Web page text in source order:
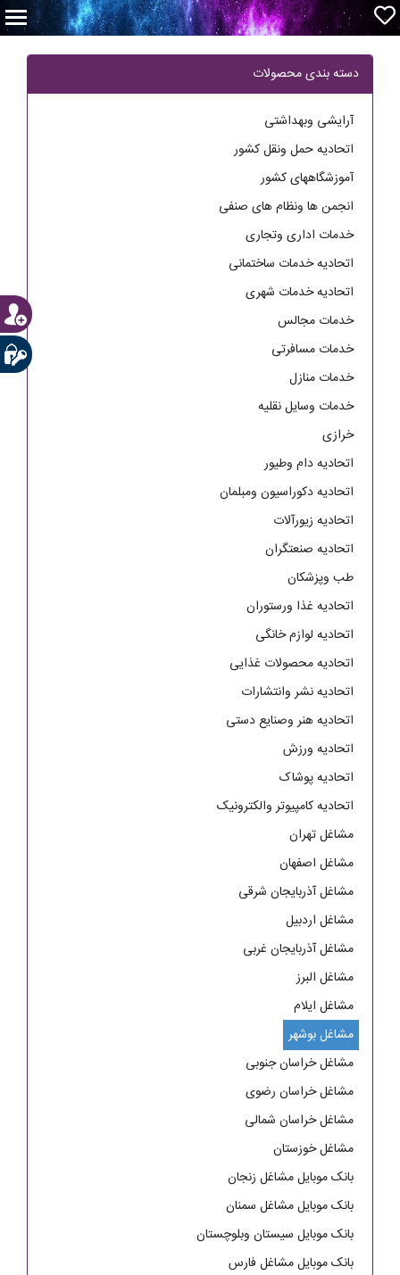
دسته بندی محصولات
آرایشی وبهداشتی
اتحادیه حمل ونقل کشور
آموزشگاههای کشور
انجمن ها ونظام های صنفی
خدمات اداری وتجاری
اتحادیه خدمات ساختمانی
اتحادیه خدمات شهری
خدمات مجالس
خدمات مسافرتی
خدمات منازل
خدمات وسایل نقلیه
خرازی
اتحادیه دام وطیور
اتحادیه دکوراسیون ومبلمان
اتحادیه زیورآلات
اتحادیه صنعتگران
طب وپزشکان
اتحادیه غذا ورستوران
اتحادیه لوازم خانگی
اتحادیه محصولات غذایی
اتحادیه نشر وانتشارات
اتحادیه هنر وصنایع دستی
اتحادیه ورزش
اتحادیه پوشاک
اتحادیه کامپیوتر والکترونیک
مشاغل تهران
مشاغل اصفهان
مشاغل آذربایجان شرقی
مشاغل اردبیل
مشاغل آذربایجان غربی
مشاغل البرز
مشاغل ایلام
مشاغل بوشهر
مشاغل خراسان جنوبی
مشاغل خراسان رضوی
مشاغل خراسان شمالی
مشاغل خوزستان
بانک موبایل مشاغل زنجان
بانک موبایل مشاغل سمنان
بانک موبایل سیستان وبلوچستان
بانک موبایل مشاغل فارس